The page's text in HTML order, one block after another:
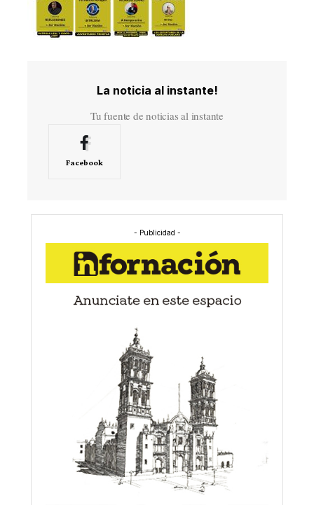
La noticia al instante!
Tu fuente de noticias al instante
Facebook
- Publicidad -